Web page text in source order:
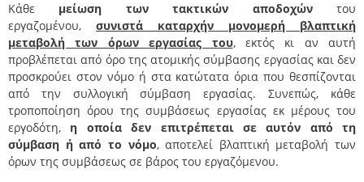
Κάθε μείωση των τακτικών αποδοχώντου
εργαζομένου, συνιστά καταρχήν μονομερή βλαπτική
μεταβολή των όρων εργασίας του, εκτός κι αν αυτή
προβλέπεται από όρο της ατομικής σύμβασης εργασίας και δεν
προσκρούει στον νόμο ή στα κατώτατα όρια που θεσπίζονται
από την συλλογική σύμβαση εργασίας. Συνεπώς, κάθε
τροποποίηση όρου της συμβάσεως εργασίας εκ μέρους του
εργοδότη, η οποία δεν επιτρέπεται σε αυτόν από τη
σύμβαση ή από το νόμο, αποτελεί βλαπτική μεταβολή των
όρων της συμβάσεως σε βάρος του εργαζόμενου.